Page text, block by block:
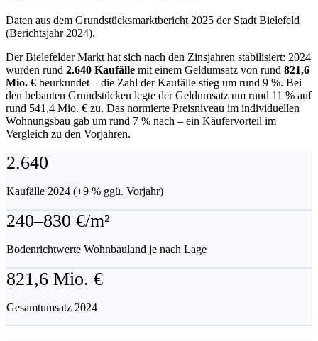
Daten aus dem Grundstücksmarktbericht 2025 der Stadt Bielefeld
(Berichtsjahr 2024).
Der Bielefelder Markt hat sich nach den Zinsjahren stabilisiert: 2024
wurden rund 2.640 Kaufälle mit einem Geldumsatz von rund 821,6
Mio. € beurkundet – die Zahl der Kaufälle stieg um rund 9 %. Bei
den bebauten Grundstücken legte der Geldumsatz um rund 11 % auf
rund 541,4 Mio. € zu. Das normierte Preisniveau im individuellen
Wohnungsbau gab um rund 7 % nach – ein Käufervorteil im
Vergleich zu den Vorjahren.
2.640
Kaufälle 2024 (+9 % ggü. Vorjahr)
240–830 €/m²
Bodenrichtwerte Wohnbauland je nach Lage
821,6 Mio. €
Gesamtumsatz 2024